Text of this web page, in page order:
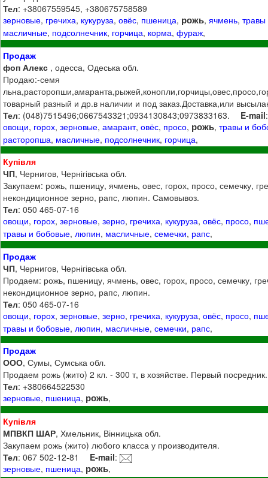
Тел: +38067559545, +380675758589
зерновые, гречиха, кукуруза,овёс, пшеница, рожь,ячмень,
масличные, подсолнечник, горчица, корма,фураж,
Продаж
фоп Алекс , одесса, Одеська обл.
Продаю:-семя
товарный разный и др.в наличии и под заказ.Доставка,или
Тел: (048)7515496;0667543321;0934130843;0973833163. E-mail
овощи, горох,зерновые,амарант,овёс, просо, рожь,травы и
расторопша, масличные, подсолнечник, горчица,
Купівля
ЧП, Чернигов, Чернігівська обл.
Закупаем: рожь, пшеницу, ячмень, овес, горох, просо, семечку,
некондиционное зерно, рапс, люпин. Самовывоз.
Тел: 050 465-07-16
овощи, горох,зерновые,зерно, гречиха, кукуруза,овёс, просо,
травы и бобовые,люпин, масличные,семечки, рапс,
Продаж
ЧП, Чернигов, Чернігівська обл.
Продаем: рожь, пшеницу, ячмень, овес, горох, просо, семечку,
некондиционное зерно, рапс, люпин.
Тел: 050 465-07-16
овощи, горох,зерновые,зерно, гречиха, кукуруза,овёс, просо,
травы и бобовые, люпин, масличные,семечки, рапс,
Продаж
ООО, Сумы, Сумська обл.
Продаем рожь (жито) 2 кл. - 300 т, в хозяйстве. Первый
Тел: +380664522530
зерновые, пшеница, рожь,
Купівля
МПВКП ШАР, Хмельник, Вінницька обл.
Закупаем рожь (жито) любого класса у производителя.
Тел: 067 502-12-81 E-mail:
зерновые, пшеница, рожь,